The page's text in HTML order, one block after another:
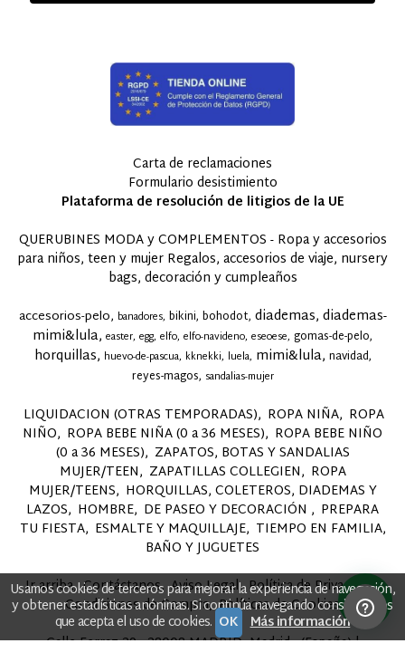
Carta de reclamaciones
Formulario desistimiento
Plataforma de resolución de litigios de la UE
QUERUBINES MODA y COMPLEMENTOS - Ropa y accesorios
para niños, teen y mujer Regalos, accesorios de viaje, nursery
bags, decoración y cumpleaños
accesorios-pelo banadores bikini bohodot diademas diademas-
mimi&lula easter egg elfo elfo-navideno eseoese gomas-de-pelo
horquillas huevo-de-pascua kknekki luela mimi&lula navidad
reyes-magos sandalias-mujer
LIQUIDACION (OTRAS TEMPORADAS) ROPA NIÑA ROPA
NIÑO ROPA BEBE NIÑA (0 a 36 MESES) ROPA BEBE NIÑO
(0 a 36 MESES) ZAPATOS, BOTAS Y SANDALIAS
MUJER/TEEN ZAPATILLAS COLLEGIEN ROPA
MUJER/TEENS HORQUILLAS, COLETEROS, DIADEMAS Y
LAZOS HOMBRE DE PASEO Y DECORACIÓN
PREPARA
TU FIESTA ESMALTE Y MAQUILLAJE TIEMPO EN FAMILIA,
BAÑO Y JUGUETES
Ir arriba Contáctanos Aviso Legal Política de Privacidad
Condiciones de Compra Políticas de Cookies
Calle Ferraz 29 - 28008 MADRID, Madrid - (España) |
Usamos cookies de terceros para mejorar la experiencia de navegación,
y obtener estadísticas anónimas. Si continúa navegando consideramos
que acepta el uso de cookies. OK Más información